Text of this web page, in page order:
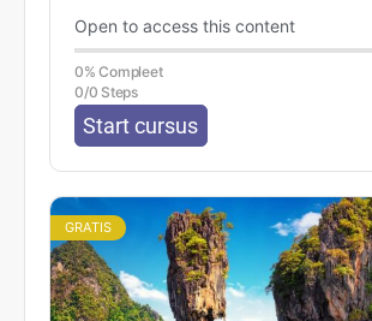
Open to access this content
0% Compleet
0/0 Steps
Start cursus
GRATIS